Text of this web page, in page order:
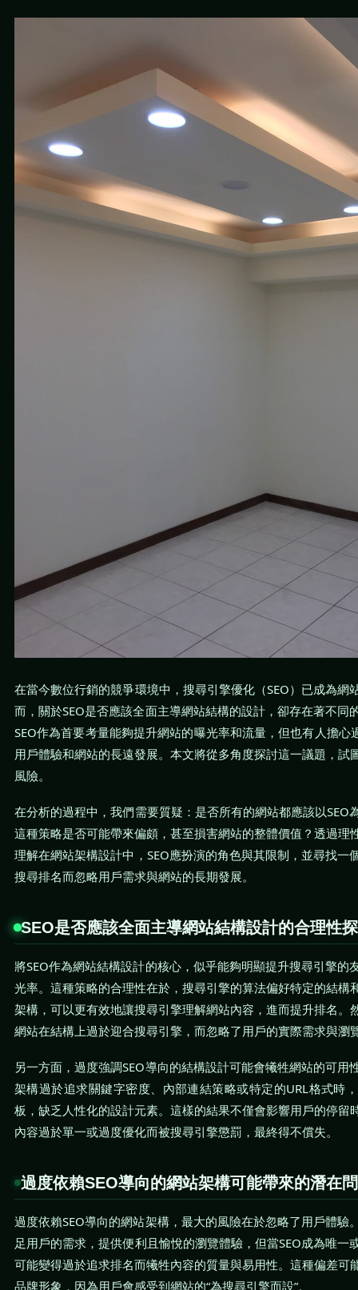
在當今數位行銷的競爭環境中，搜尋引擎優化（SEO）已成為網
而，關於SEO是否應該全面主導網站結構的設計，卻存在著不同
SEO作為首要考量能夠提升網站的曝光率和流量，但也有人擔心
用戶體驗和網站的長遠發展。本文將從多角度探討這一議題，試
風險。
在分析的過程中，我們需要質疑：是否所有的網站都應該以SEO
這種策略是否可能帶來偏頗，甚至損害網站的整體價值？透過理
理解在網站架構設計中，SEO應扮演的角色與其限制，並尋找一
搜尋排名而忽略用戶需求與網站的長期發展。
SEO是否應該全面主導網站結構設計的合理性
將SEO作為網站結構設計的核心，似乎能夠明顯提升搜尋引擎的
光率。這種策略的合理性在於，搜尋引擎的算法偏好特定的結構
架構，可以更有效地讓搜尋引擎理解網站內容，進而提升排名。
網站在結構上過於迎合搜尋引擎，而忽略了用戶的實際需求與瀏
另一方面，過度強調SEO導向的結構設計可能會犧牲網站的可用
架構過於追求關鍵字密度、內部連結策略或特定的URL格式時
板，缺乏人性化的設計元素。這樣的結果不僅會影響用戶的停留
內容過於單一或過度優化而被搜尋引擎懲罰，最終得不償失。
過度依賴SEO導向的網站架構可能帶來的潛在
過度依賴SEO導向的網站架構，最大的風險在於忽略了用戶體驗
足用戶的需求，提供便利且愉悅的瀏覽體驗，但當SEO成為唯一
可能變得過於追求排名而犧牲內容的質量與易用性。這種偏差可
品牌形象，因為用戶會感受到網站的“為搜尋引擎而設”。